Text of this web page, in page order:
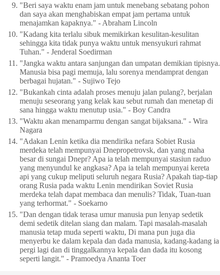
"Beri saya waktu enam jam untuk menebang sebatang pohon
dan saya akan menghabiskan empat jam pertama untuk
menajamkan kapaknya." - Abraham Lincoln
"Kadang kita terlalu sibuk memikirkan kesulitan-kesulitan
sehingga kita tidak punya waktu untuk mensyukuri rahmat
Tuhan." - Jenderal Soedirman
"Jangka waktu antara sanjungan dan umpatan demikian tipisnya.
Manusia bisa pagi memuja, lalu sorenya mendamprat dengan
berbagai hujatan." - Sujiwo Tejo
"Bukankah cinta adalah proses menuju jalan pulang?, berjalan
menuju seseorang yang kelak kau sebut rumah dan menetap di
sana hingga waktu menutup usia." - Boy Candra
"Waktu akan menamparmu dengan sangat bijaksana." - Wira
Nagara
"Adakan Lenin ketika dia mendirika nefara Sobiet Rusia
merdeka telah mempunyai Dnepropetrovsk, dan yang maha
besar di sungai Dnepr? Apa ia telah mempunyai stasiun raduo
yang menyundul ke angkasa? Apa ia telah mempunyai kereta
api yang cukup meliputi seluruh negara Rusia? Apakah tiap-tiap
orang Rusia pada waktu Lenin mendirikan Soviet Rusia
merdeka telah dapat membaca dan menulis? Tidak, Tuan-tuan
yang terhormat." - Soekarno
"Dan dengan tidak terasa umur manusia pun lenyap sedetik
demi sedetik ditelan siang dan malam. Tapi masalah-masalah
manusia tetap muda seperti waktu, Di mana pun juga dia
menyerbu ke dalam kepala dan dada manusia, kadang-kadang ia
pergi lagi dan di tinggalkannya kepala dan dada itu kosong
seperti langit." - Pramoedya Ananta Toer